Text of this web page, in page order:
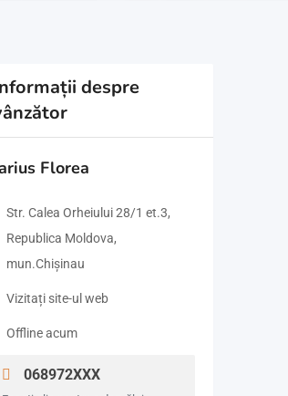
despre
Florea
Str. Calea Orheiului 28/1 et.3,
Republica Moldova,
mun.Chișinau
Vizitați site-ul web
Offline acum
068972XXX